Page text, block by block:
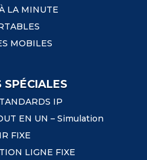
LA MINUTE
MOBILES
SPÉCIALES
IP
EN UN – Simulation
FIXE
LIGNE FIXE